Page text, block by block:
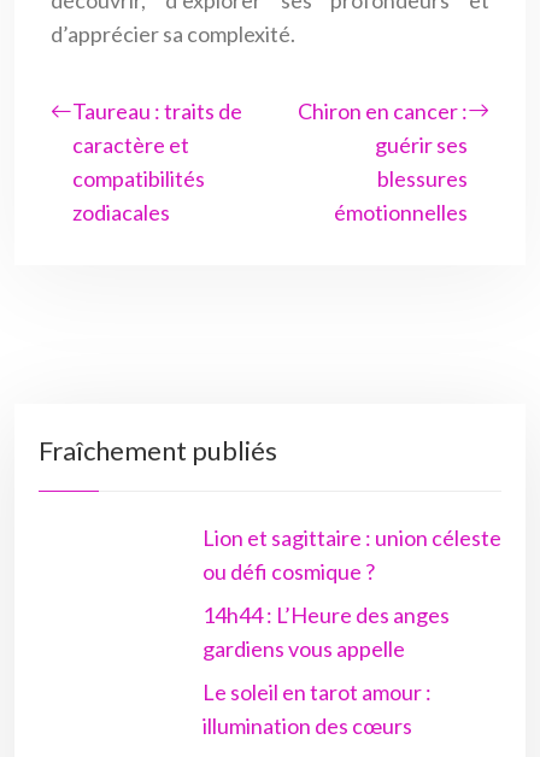
d’apprécier sa complexité.
Taureau : traits de
caractère et
compatibilités
zodiacales
Chiron en cancer :
guérir ses
blessures
émotionnelles
Fraîchement publiés
Lion et sagittaire : union céleste
ou défi cosmique ?
14h44 : L’Heure des anges
gardiens vous appelle
Le soleil en tarot amour :
illumination des cœurs